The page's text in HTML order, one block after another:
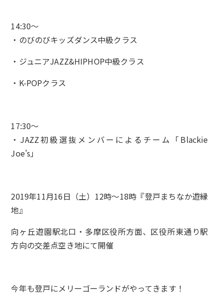
14:30～
・のびのびキッズダンス中級クラス
・ジュニアJAZZ&HIPHOP中級クラス
・K-POPクラス
17:30～
・JAZZ初級選抜メンバーによるチーム「Blackie
Joe’s」
2019年11月16日（土）12時～18時『登戸まちなか遊縁
地』
向ヶ丘遊園駅北口・多摩区役所方面、区役所東通り駅
方向の交差点空き地にて開催
今年も登戸にメリーゴーランドがやってきます！